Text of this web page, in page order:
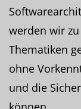
werden wir
Thematiken
ohne
und die